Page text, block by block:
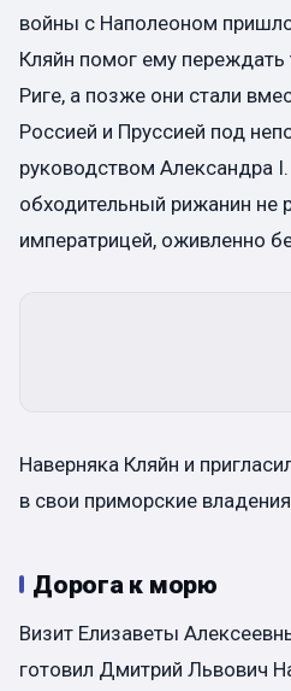
войны с Наполеоном
Кляйн помог ему
Риге, а позже они стали
Россией и Пруссией под
руководством Александра
обходительный рижанин не
императрицей, оживленно
Наверняка Кляйн и
в свои приморские
Дорога к морю
Визит Елизаветы
готовил Дмитрий Львович